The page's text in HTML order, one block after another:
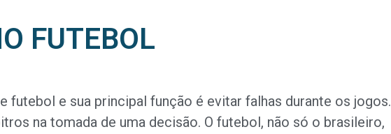
FUTEBOL
futebol e sua principal função é evitar falhas durante os jogos.
na tomada de uma decisão. O futebol, não só o brasileiro,